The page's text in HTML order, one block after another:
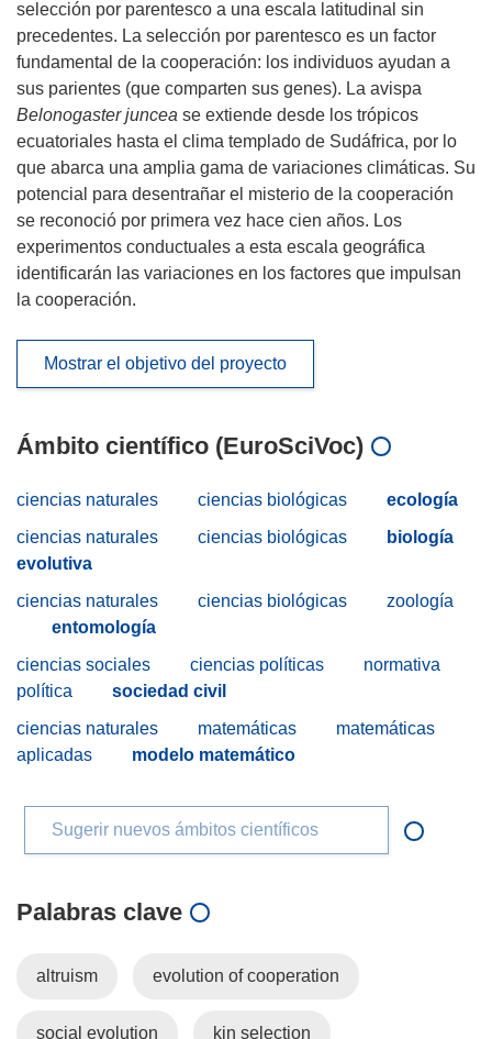
selección por parentesco a una escala latitudinal sin
precedentes. La selección por parentesco es un factor
fundamental de la cooperación: los individuos ayudan a
sus parientes (que comparten sus genes). La avispa
Belonogaster juncea se extiende desde los trópicos
ecuatoriales hasta el clima templado de Sudáfrica, por lo
que abarca una amplia gama de variaciones climáticas. Su
potencial para desentrañar el misterio de la cooperación
se reconoció por primera vez hace cien años. Los
experimentos conductuales a esta escala geográfica
identificarán las variaciones en los factores que impulsan
la cooperación.
Mostrar el objetivo del proyecto
Ámbito científico (EuroSciVoc)
ciencias naturales ciencias biológicas
ecología
ciencias naturales
ciencias biológicas
biología
evolutiva
ciencias naturales
ciencias biológicas
zoología
entomología
ciencias sociales
ciencias políticas
normativa
política
sociedad civil
ciencias naturales
matemáticas
matemáticas
aplicadas
modelo matemático
Sugerir nuevos ámbitos científicos
Palabras clave
altruism evolution of cooperation
social evolution kin selection